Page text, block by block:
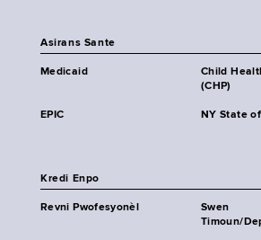
Asirans Sante
Medicaid
Child
(CHP)
EPIC NY State
Kredi Enpo
Revni Pwofesyonèl
Swen
Timoun/